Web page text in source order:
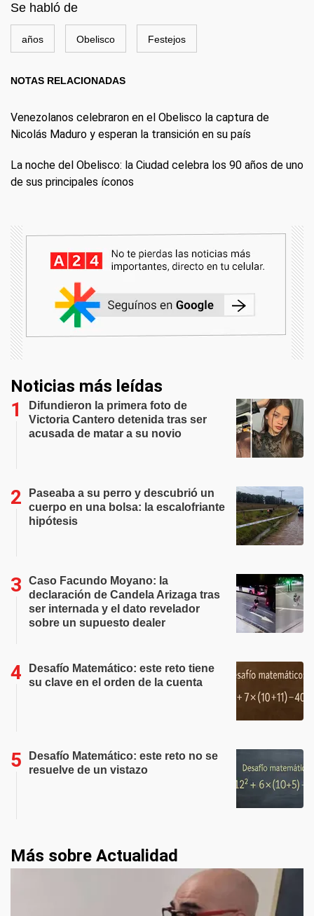
Se habló de
años Obelisco Festejos
NOTAS RELACIONADAS
Venezolanos celebraron en el Obelisco la captura de
Nicolás Maduro y esperan la transición en su país
La noche del Obelisco: la Ciudad celebra los 90 años de uno
de sus principales íconos
Noticias más leídas
Difundieron la primera foto de
Victoria Cantero detenida tras ser
acusada de matar a su novio
Paseaba a su perro y descubrió un
cuerpo en una bolsa: la escalofriante
hipótesis
Caso Facundo Moyano: la
declaración de Candela Arizaga tras
ser internada y el dato revelador
sobre un supuesto dealer
Desafío Matemático: este reto tiene
su clave en el orden de la cuenta
Desafío Matemático: este reto no se
resuelve de un vistazo
Más sobre Actualidad